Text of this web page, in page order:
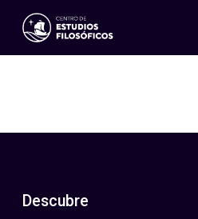
Eventos
ES
EN
Descubre